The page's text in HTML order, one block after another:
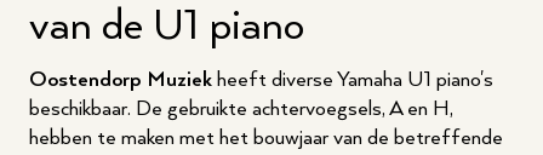
van de U1 piano
Oostendorp Muziek heeft diverse Yamaha U1 piano's
beschikbaar. De gebruikte achtervoegsels, A en H,
hebben te maken met het bouwjaar van de betreffende